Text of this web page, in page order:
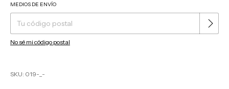
Entregas para el CP:
MEDIOS DE ENVÍO
No sé mi código postal
SKU: 019-_-